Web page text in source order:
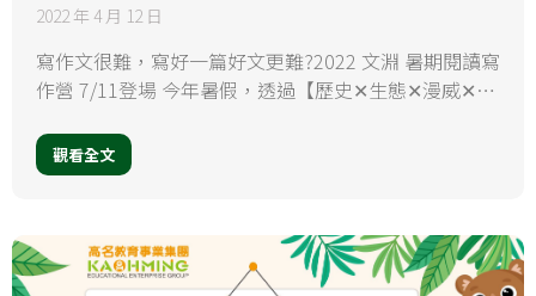
2022 年 4 月 12 日
寫作文很難，寫好一篇好文更難?2022 文淵 暑期閱讀寫
作營 7/11登場 今年暑假，透過【歷史✕生態✕漫威✕…
觀看全文